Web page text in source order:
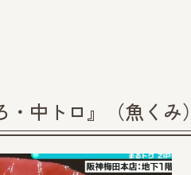
中トロ』（魚くみ）